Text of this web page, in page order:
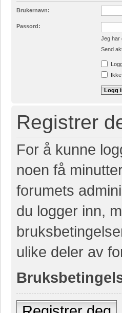
Brukernavn:
Passord:
Jeg har
Send
Registrer
For å kunne
noen få
forumets
du logger inn,
ulike deler av